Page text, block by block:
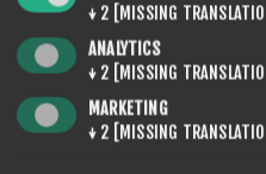
Se souvenir de moi
↓ 2 [MISSING
ANALYTICS
↓ 2 [MISSING
MARKETING
↓ 2 [MISSING